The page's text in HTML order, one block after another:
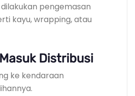
pengemasan
kayu, wrapping, atau
Distribusi
ke kendaraan